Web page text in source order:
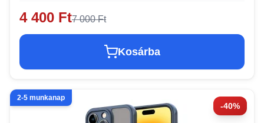
4 400 Ft7 000 Ft
Kosárba
-40%
2-5 munkanap